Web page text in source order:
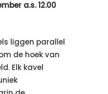
a.s. 12.00
liggen parallel
de hoek van
Elk kavel